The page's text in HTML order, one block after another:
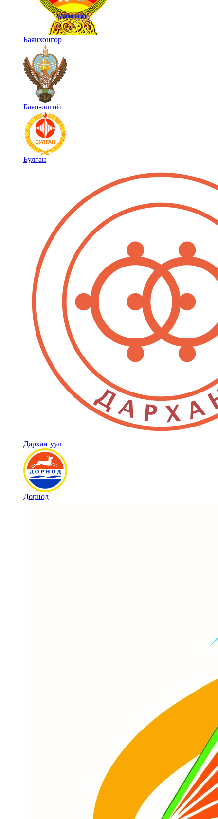
Баянхонгор
Баян-өлгий
Булган
Дархан-уул
Дорнод